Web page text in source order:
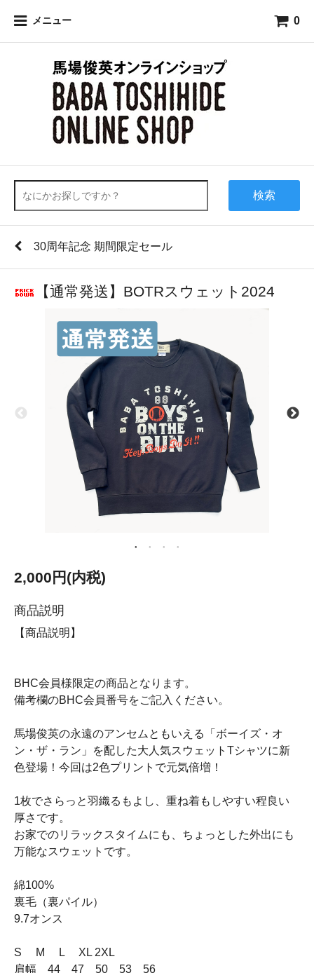
メニュー 0
検索
30周年記念 期間限定セール
【通常発送】BOTRスウェット2024
2,000円(内税)
商品説明
【商品説明】
BHC会員様限定の商品となります。
備考欄のBHC会員番号をご記入ください。
馬場俊英の永遠のアンセムともいえる「ボーイズ・オ
ン・ザ・ラン」を配した大人気スウェットTシャツに新
色登場！今回は2色プリントで元気倍増！
1枚でさらっと羽織るもよし、重ね着もしやすい程良い
厚さです。
お家でのリラックスタイムにも、ちょっとした外出にも
万能なスウェットです。
綿100%
裏毛（裏パイル）
9.7オンス
S M L XL 2XL
肩幅 44 47 50 53 56